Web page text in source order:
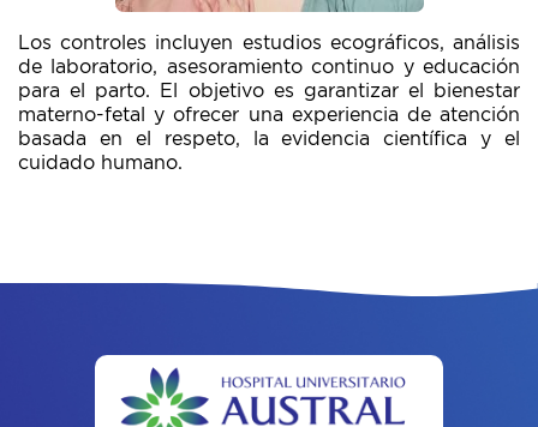
Los controles incluyen estudios ecográficos, análisis
de laboratorio, asesoramiento continuo y educación
para el parto. El objetivo es garantizar el bienestar
materno-fetal y ofrecer una experiencia de atención
basada en el respeto, la evidencia científica y el
cuidado humano.